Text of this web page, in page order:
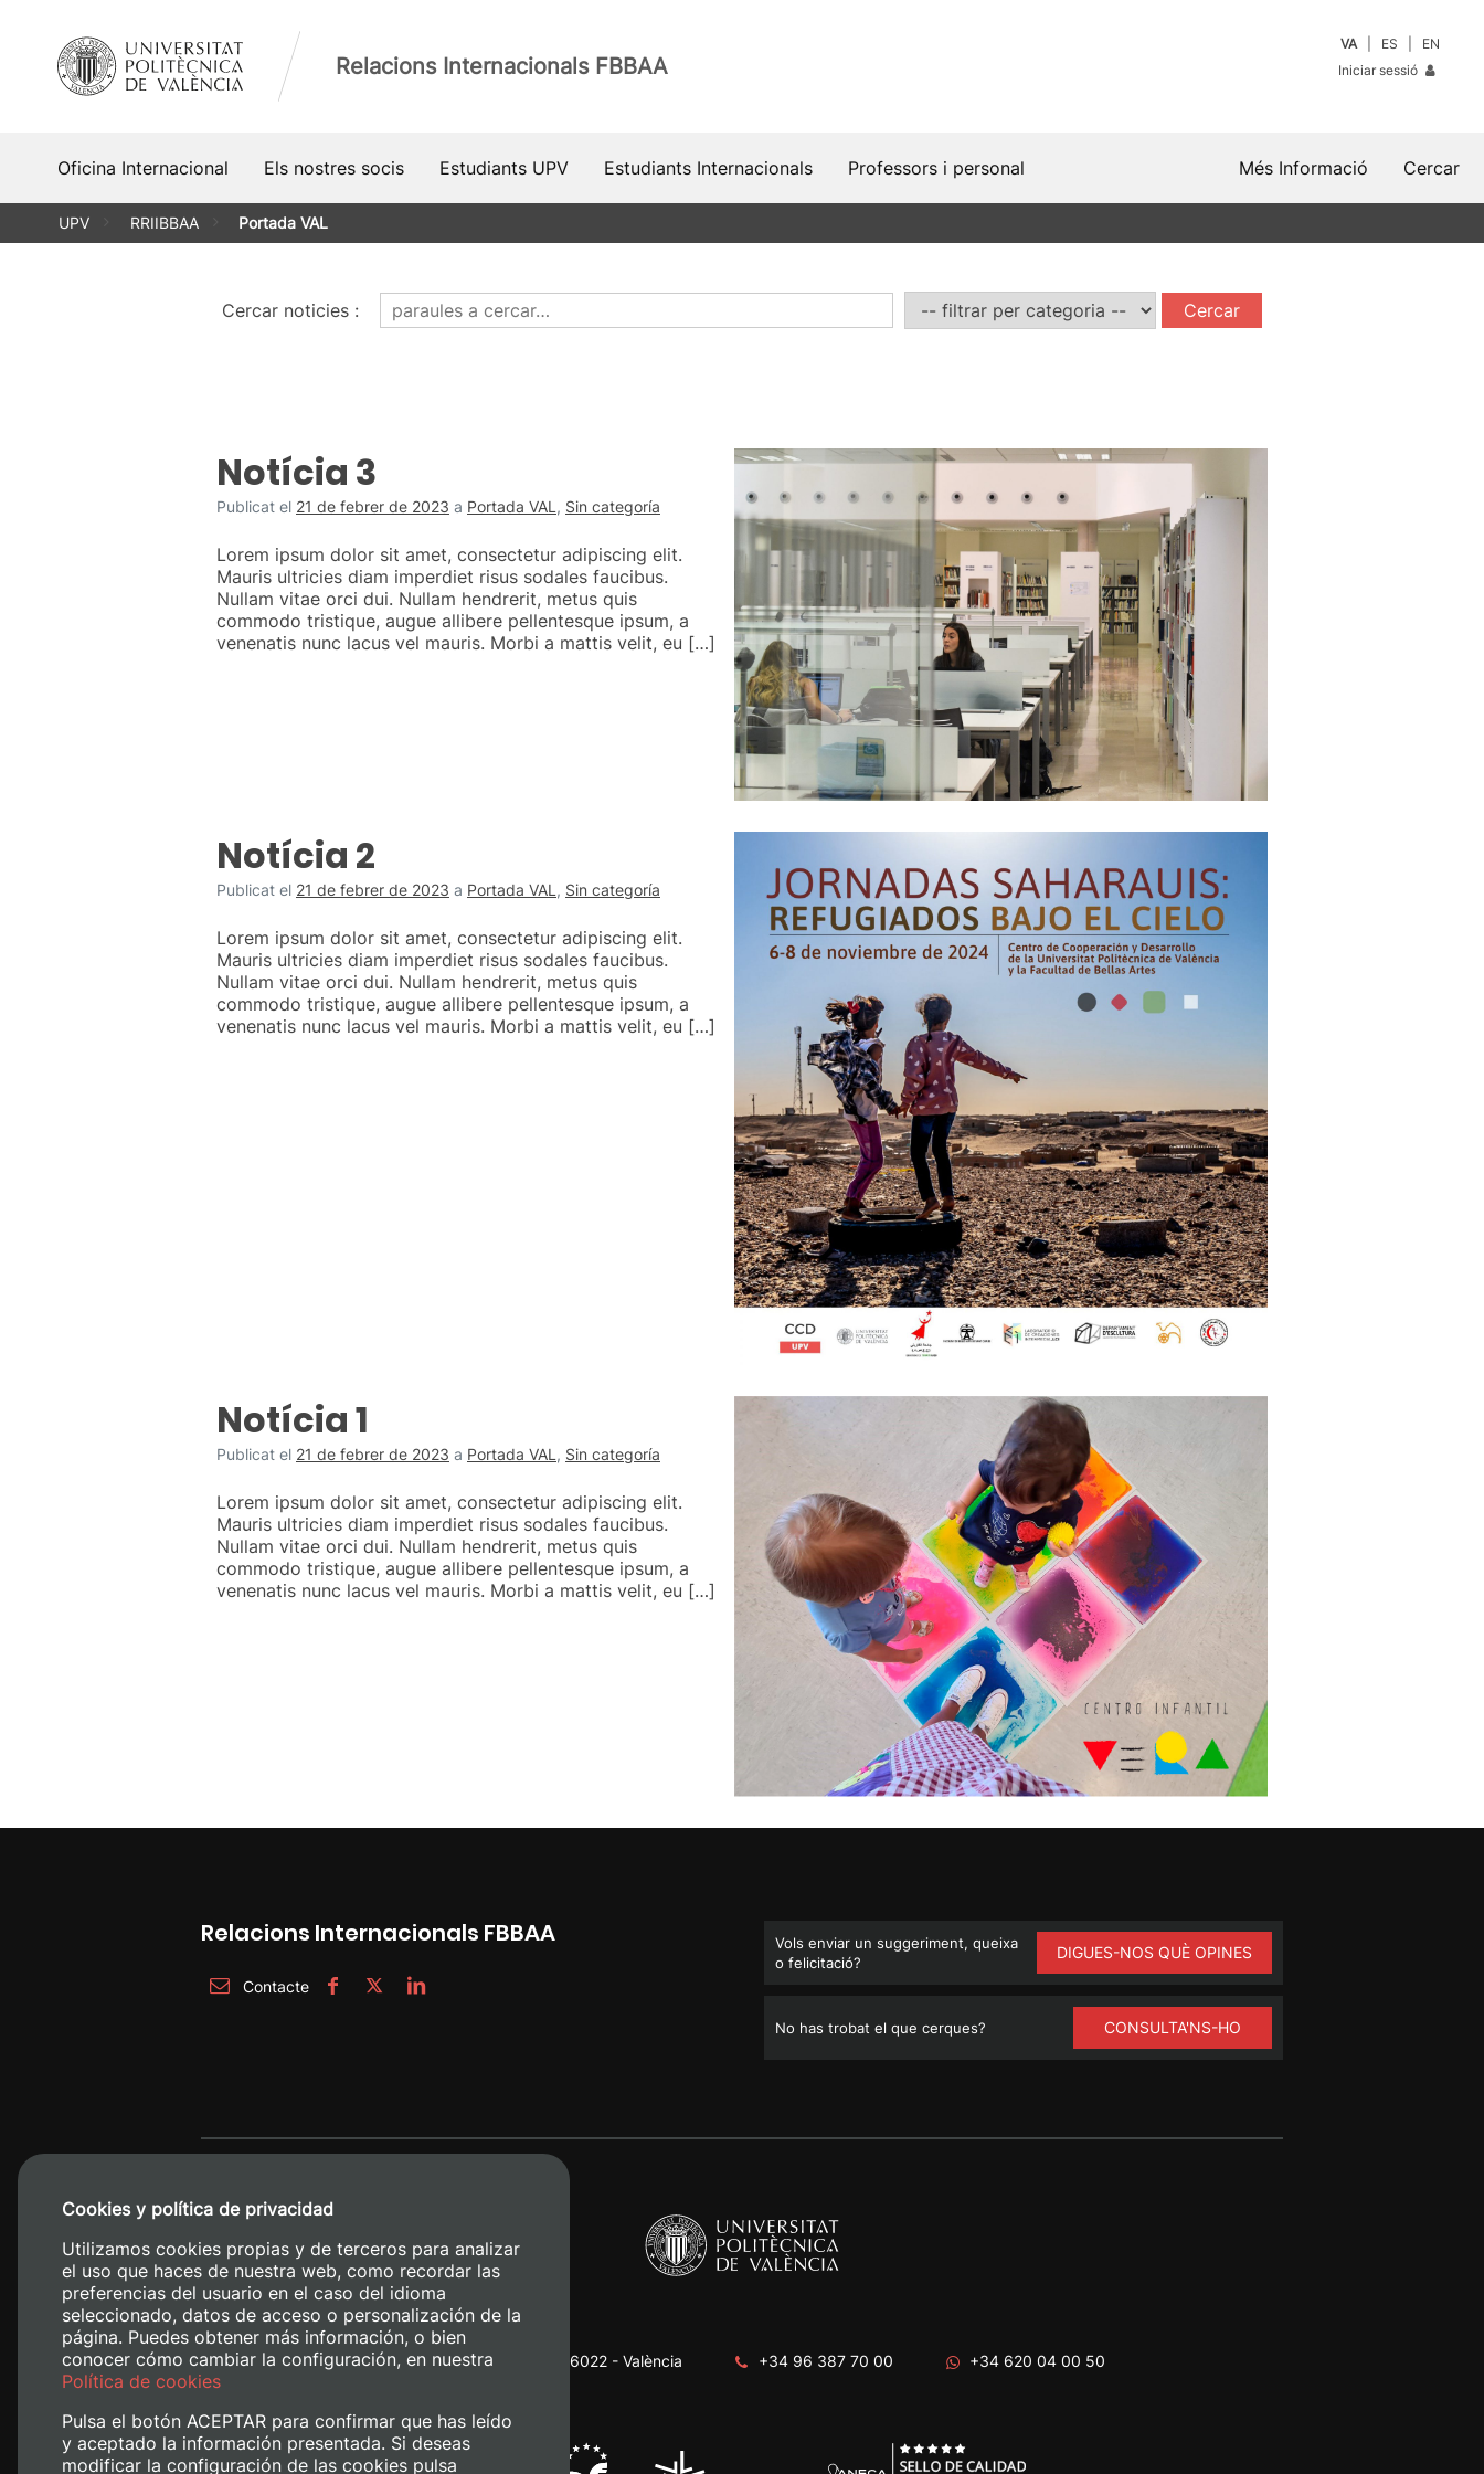
contingut
Relacions Internacionals FBBAA
VA ES
EN
Iniciar sessió
Oficina Internacional Els nostres socis Estudiants UPV Estudiants Internacionals Professors i personal Cercar
Més Informació
UPV RRIIBBAA Portada VAL
Cercar noticies :
Notícia 3
Publicat el 21 de febrer de 2023 a Portada VAL , Sin categoría
Lorem ipsum dolor sit amet, consectetur adipiscing elit.
Mauris ultricies diam imperdiet risus sodales faucibus.
Nullam vitae orci dui. Nullam hendrerit, metus quis
commodo tristique, augue allibere pellentesque ipsum, a
venenatis nunc lacus vel mauris. Morbi a mattis velit, eu […]
Notícia 2
Publicat el 21 de febrer de 2023 a Portada VAL, Sin categoría
Lorem ipsum dolor sit amet, consectetur adipiscing elit.
Mauris ultricies diam imperdiet risus sodales faucibus.
Nullam vitae orci dui. Nullam hendrerit, metus quis
commodo tristique, augue allibere pellentesque ipsum, a
venenatis nunc lacus vel mauris. Morbi a mattis velit, eu […]
Notícia 1
Publicat el 21 de febrer de 2023 a Portada VAL, Sin categoría
Lorem ipsum dolor sit amet, consectetur adipiscing elit.
Mauris ultricies diam imperdiet risus sodales faucibus.
Nullam vitae orci dui. Nullam hendrerit, metus quis
commodo tristique, augue allibere pellentesque ipsum, a
venenatis nunc lacus vel mauris. Morbi a mattis velit, eu […]
Relacions Internacionals FBBAA
Contacte
Vols enviar un suggeriment, queixa
o felicitació?
DIGUES-NOS QUÈ OPINES
No has trobat el que cerques? CONSULTA'NS-HO
Camino de Vera, s/n. 46022 - València +34 96 387 70 00 +34 620 04 00 50
Cookies y política de privacidad
Utilizamos cookies propias y de terceros para analizar
el uso que haces de nuestra web, como recordar las
preferencias del usuario en el caso del idioma
seleccionado, datos de acceso o personalización de la
página. Puedes obtener más información, o bien
conocer cómo cambiar la configuración, en nuestra
Política de cookies
Pulsa el botón ACEPTAR para confirmar que has leído
y aceptado la información presentada. Si deseas
modificar la configuración de las cookies pulsa